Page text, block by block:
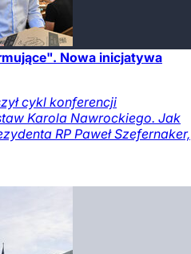
Nowa inicjatywa
cykl konferencji
Karola Nawrockiego. Jak
RP Paweł Szefernaker,